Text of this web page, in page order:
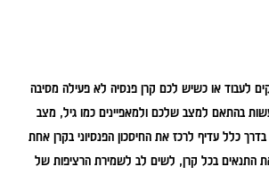
לעבוד או כשיש לכם קרן פנסיה לא פעילה מסיבה
בהתאם למצב שלכם ולמאפיינים כמו גיל, מצב
כלל עדיף לרכז את החיסכון הפנסיוני בקרן אחת
התנאים בכל קרן, לשים לב לשמירת הרציפות של